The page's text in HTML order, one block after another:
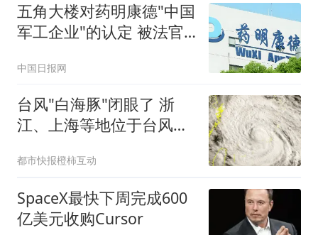
五角大楼对药明康德"中国
军工企业"的认定 被法官
中国日报网
台风"白海豚"闭眼了 浙
江、上海等地位于台风危
都市快报橙柿互动
SpaceX最快下周完成600
亿美元收购Cursor